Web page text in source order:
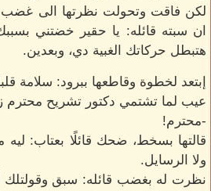
لكن فاقت وتحولت نظرتها الى غضب
ان سبته قائله: يا حقير خضتني
هتبطل حركاتك الغبية دي، وبعدين.
إبتعد لخطوة وقاطعها ببرود: سلامة
عيب لما تشتمي دكتور تشريح محترم
-محترم!
قالتها بسخط، ضحك قائلًا بعتاب:
ولا الرسايل.
نظرت له بغضب قائله: سبق وقولتلك